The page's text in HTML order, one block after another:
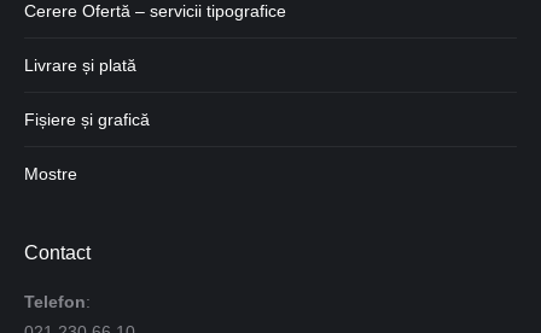
Cerere Ofertă – servicii tipografice
Livrare și plată
Fișiere și grafică
Mostre
Contact
Telefon: